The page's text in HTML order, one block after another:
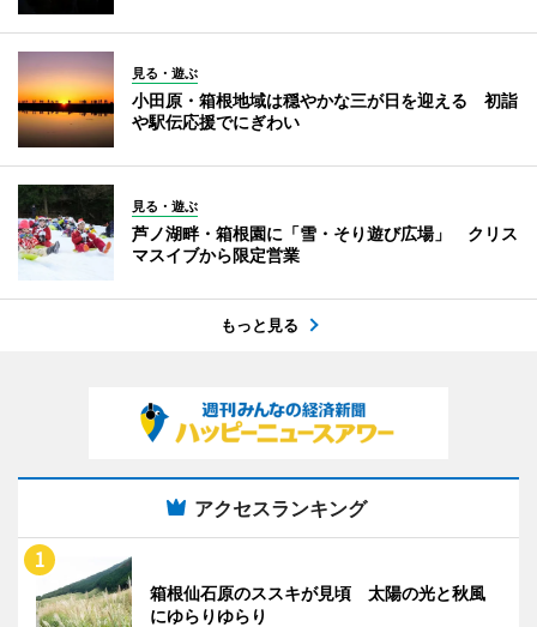
見る・遊ぶ
小田原・箱根地域は穏やかな三が日を迎える 初詣
や駅伝応援でにぎわい
見る・遊ぶ
芦ノ湖畔・箱根園に「雪・そり遊び広場」 クリス
マスイブから限定営業
もっと見る
アクセスランキング
箱根仙石原のススキが見頃 太陽の光と秋風
にゆらりゆらり